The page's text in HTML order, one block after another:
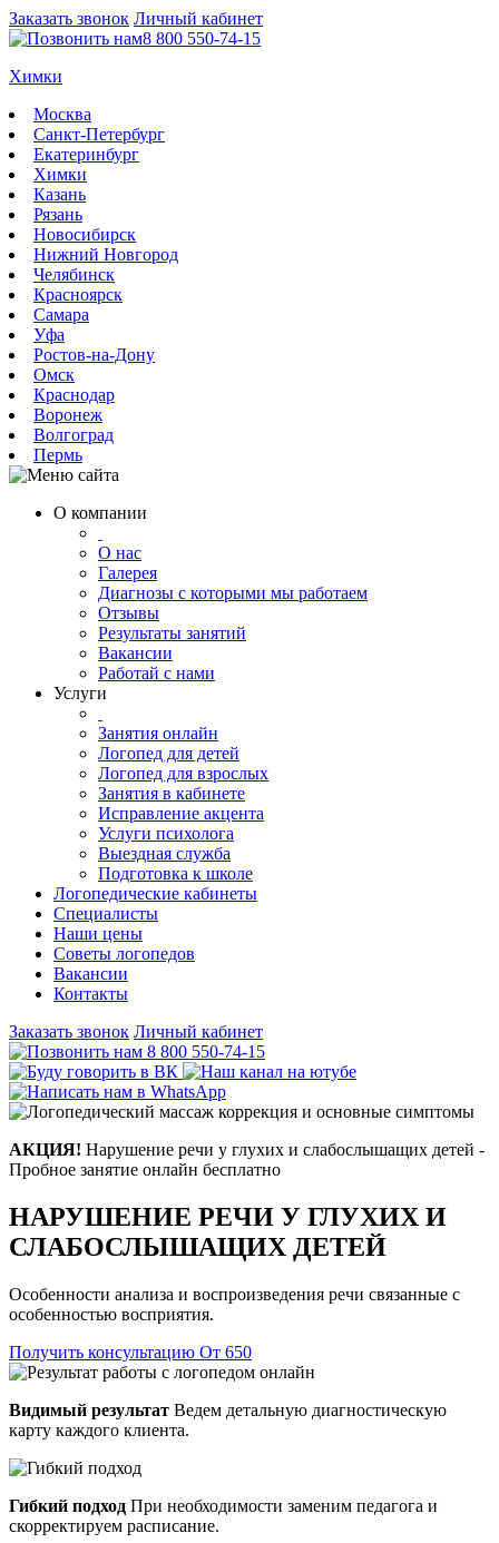
Заказать звонок Личный кабинет
8 800 550-74-15
Химки
Москва
Санкт-Петербург
Екатеринбург
Химки
Казань
Рязань
Новосибирск
Нижний Новгород
Челябинск
Красноярск
Самара
Уфа
Ростов-на-Дону
Омск
Краснодар
Воронеж
Волгоград
Пермь
О компании
О нас
Галерея
Диагнозы с которыми мы работаем
Отзывы
Результаты занятий
Вакансии
Работай с нами
Услуги
Занятия онлайн
Логопед для детей
Логопед для взрослых
Занятия в кабинете
Исправление акцента
Услуги психолога
Выездная служба
Подготовка к школе
Логопедические кабинеты
Специалисты
Наши цены
Советы логопедов
Вакансии
Контакты
Заказать звонок Личный кабинет
8 800 550-74-15
АКЦИЯ! Нарушение речи у глухих и слабослышащих детей -
Пробное занятие онлайн бесплатно
НАРУШЕНИЕ РЕЧИ У ГЛУХИХ И
СЛАБОСЛЫШАЩИХ ДЕТЕЙ
Особенности анализа и воспроизведения речи связанные с
особенностью восприятия.
Получить консультацию От 650
Видимый результат Ведем детальную диагностическую
карту каждого клиента.
Гибкий подход При необходимости заменим педагога и
скорректируем расписание.